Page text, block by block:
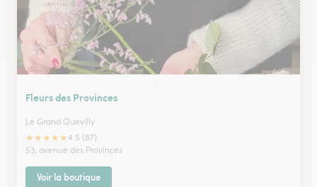
Fleurs des Provinces
Le Grand Quevilly
★★★★★4.5 (87)
53, avenue des Provinces
Voir la boutique